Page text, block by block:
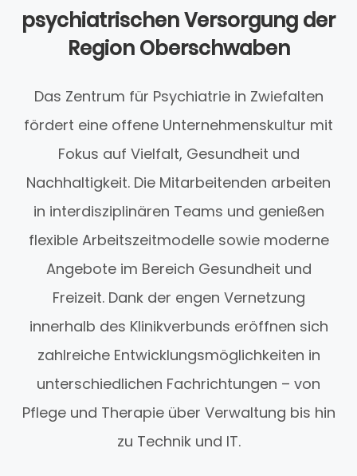
psychiatrischen Versorgung der
Region Oberschwaben
Das Zentrum für Psychiatrie in Zwiefalten
fördert eine offene Unternehmenskultur mit
Fokus auf Vielfalt, Gesundheit und
Nachhaltigkeit. Die Mitarbeitenden arbeiten
in interdisziplinären Teams und genießen
flexible Arbeitszeitmodelle sowie moderne
Angebote im Bereich Gesundheit und
Freizeit. Dank der engen Vernetzung
innerhalb des Klinikverbunds eröffnen sich
zahlreiche Entwicklungsmöglichkeiten in
unterschiedlichen Fachrichtungen – von
Pflege und Therapie über Verwaltung bis hin
zu Technik und IT.